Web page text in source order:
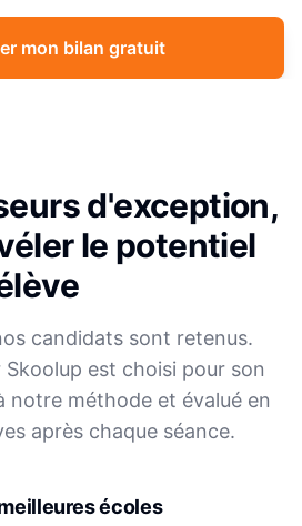
mon bilan gratuit
d'exception,
le potentiel
candidats sont retenus.
est choisi pour son
notre méthode et évalué en
après chaque séance.
écoles